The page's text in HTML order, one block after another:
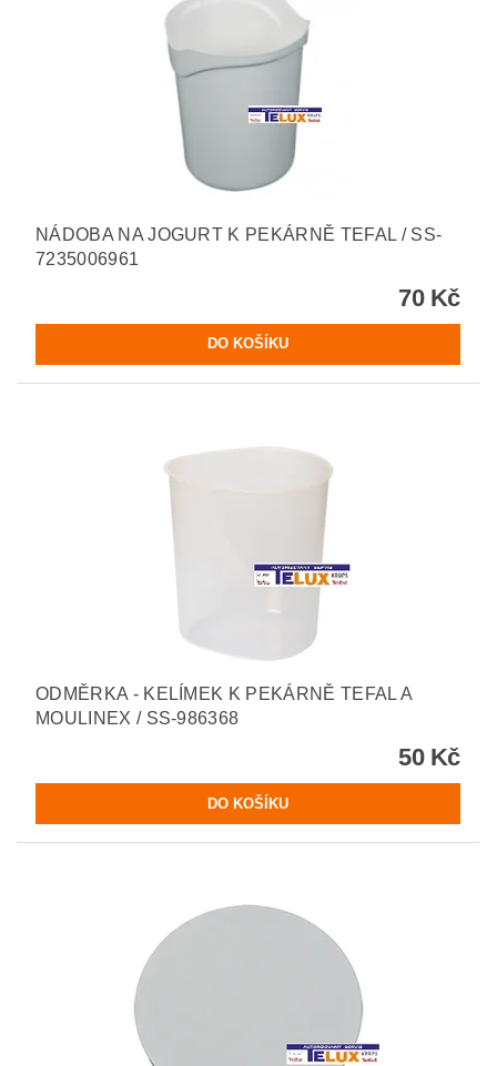
NÁDOBA NA JOGURT K PEKÁRNĚ TEFAL / SS-
7235006961
70 Kč
ODMĚRKA - KELÍMEK K PEKÁRNĚ TEFAL A
MOULINEX / SS-986368
50 Kč